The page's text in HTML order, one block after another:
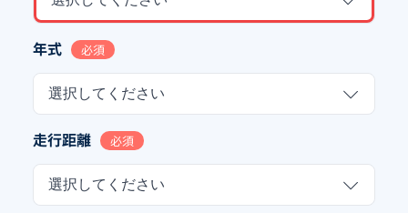
年式 必須
選択してください
走行距離 必須
選択してください